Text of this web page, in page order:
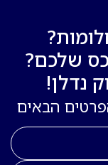
שלכם?
נדלן!
הבאים